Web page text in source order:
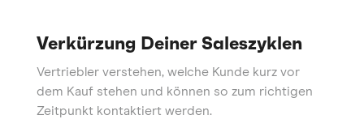
Verkürzung Deiner Saleszyklen
Vertriebler verstehen, welche Kunde kurz vor
dem Kauf stehen und können so zum richtigen
Zeitpunkt kontaktiert werden.